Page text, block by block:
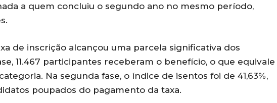
a quem concluiu o segundo ano no mesmo período,
de inscrição alcançou uma parcela significativa dos
11.467 participantes receberam o benefício, o que equivale
Na segunda fase, o índice de isentos foi de 41,63%,
poupados do pagamento da taxa.